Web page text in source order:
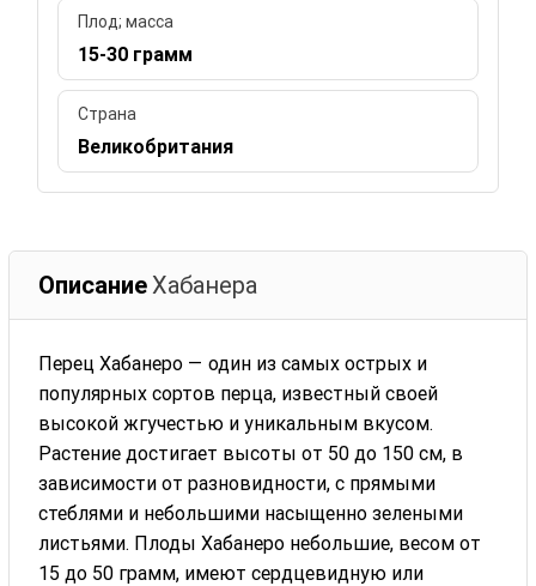
Плод; масса
15-30 грамм
Страна
Великобритания
ОписаниеХабанера
Перец Хабанеро — один из самых острых и
популярных сортов перца, известный своей
высокой жгучестью и уникальным вкусом.
Растение достигает высоты от 50 до 150 см, в
зависимости от разновидности, с прямыми
стеблями и небольшими насыщенно зелеными
листьями. Плоды Хабанеро небольшие, весом от
15 до 50 грамм, имеют сердцевидную или